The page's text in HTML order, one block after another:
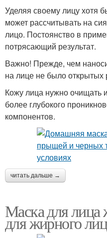
Уделяя своему лицу хотя
может рассчитывать на
лицо. Постоянство в
потрясающий результат.
Важно! Прежде, чем
на лице не было открытых
Кожу лица нужно очищать
более глубокого
компонентов.
читать дальше →
Маска для
для жирного